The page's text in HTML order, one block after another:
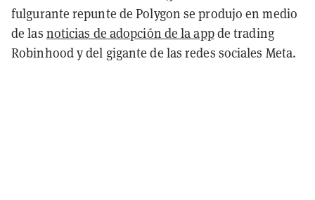
fulgurante repunte de Polygon se produjo en medio
de las noticias de adopción de la appde trading
Robinhood y del gigante de las redes sociales Meta.